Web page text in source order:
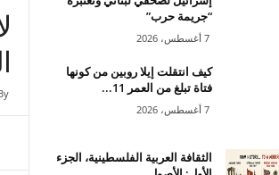
“جريمة حرب”
7 أغسطس، 2026
كيف انتقلت إيلا روبين من كونها
فتاة تبلغ من العمر 11...
7 أغسطس، 2026
الثقافة العربية الفلسطينية، الجزء